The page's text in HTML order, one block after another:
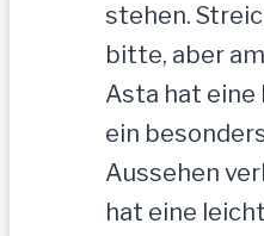
stehen.
bitte, aber
Asta hat eine
ein
Aussehen
hat eine